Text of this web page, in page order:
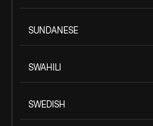
SUNDANESE
SWAHILI
SWEDISH